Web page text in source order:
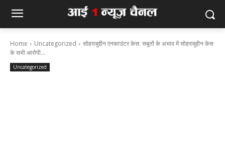
Home Uncategorized
सोहराबुद्दीन एनकाउंटर केस: सबूतों के अभाव में सोहराबुद्दीन केस
के सभी आरोपी...
Uncategorized